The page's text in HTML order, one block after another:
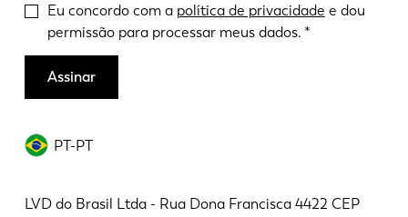
PT-PT
LVD do Brasil Ltda - Rua Dona Francisca 4422 CEP
Eu concordo com a política de privacidade e dou
permissão para processar meus dados.
Assinar